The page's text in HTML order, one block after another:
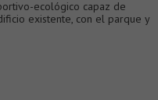
ecológico capaz de
existente, con el parque y